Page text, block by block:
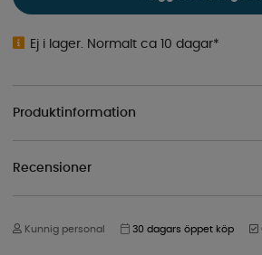
Ej i lager. Normalt ca 10 dagar*
Produktinformation
Recensioner
Kunnig personal 30 dagars öppet köp